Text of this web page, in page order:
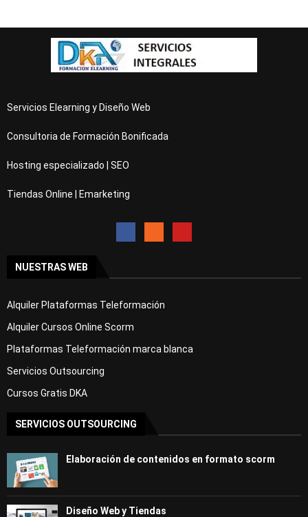
Servicios Elearning y Diseño Web
Consultoria de Formación Bonificada
Hosting especializado | SEO
Tiendas Online | Emarketing
NUESTRAS WEB
Alquiler Plataformas Teleformación
Alquiler Cursos Online Scorm
Plataformas Teleformación marca blanca
Servicios Outsourcing
Cursos Gratis DKA
SERVICIOS OUTSOURCING
Elaboración de contenidos en formato scorm
Diseño Web y Tiendas